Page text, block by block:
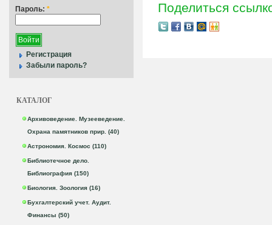
Пароль: *
Регистрация
Забыли пароль?
КАТАЛОГ
Архивоведение. Музееведение.
Охрана памятников прир. (40)
Астрономия. Космос (110)
Библиотечное дело.
Библиография (150)
Биология. Зоология (16)
Бухгалтерский учет. Аудит.
Финансы (50)
Поделиться